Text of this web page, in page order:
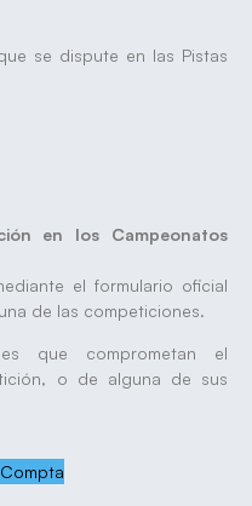
se dispute en las Pistas
en los Campeonatos
el formulario oficial
de las competiciones.
que comprometan el
o de alguna de sus